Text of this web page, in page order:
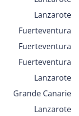
Lanzarote
Fuerteventura
Fuerteventura
Fuerteventura
Lanzarote
Grande Canarie
Lanzarote